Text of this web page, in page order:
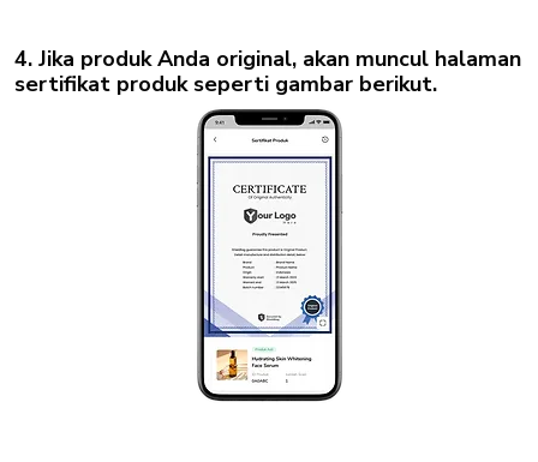
4. Jika produk Anda original, akan muncul halaman
sertifikat produk seperti gambar berikut.